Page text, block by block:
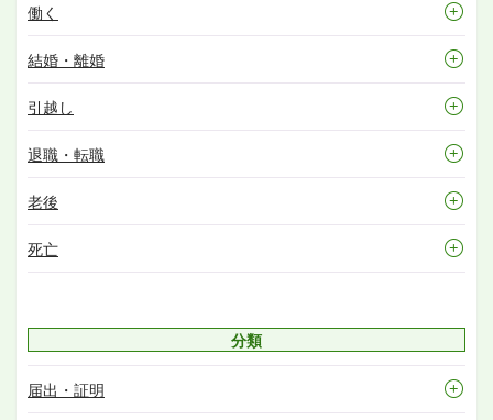
働く
結婚・離婚
引越し
退職・転職
老後
死亡
分類
届出・証明